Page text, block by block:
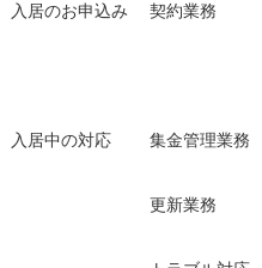
入居のお申込み
契約業務
入居中の対応
集金管理業務
更新業務